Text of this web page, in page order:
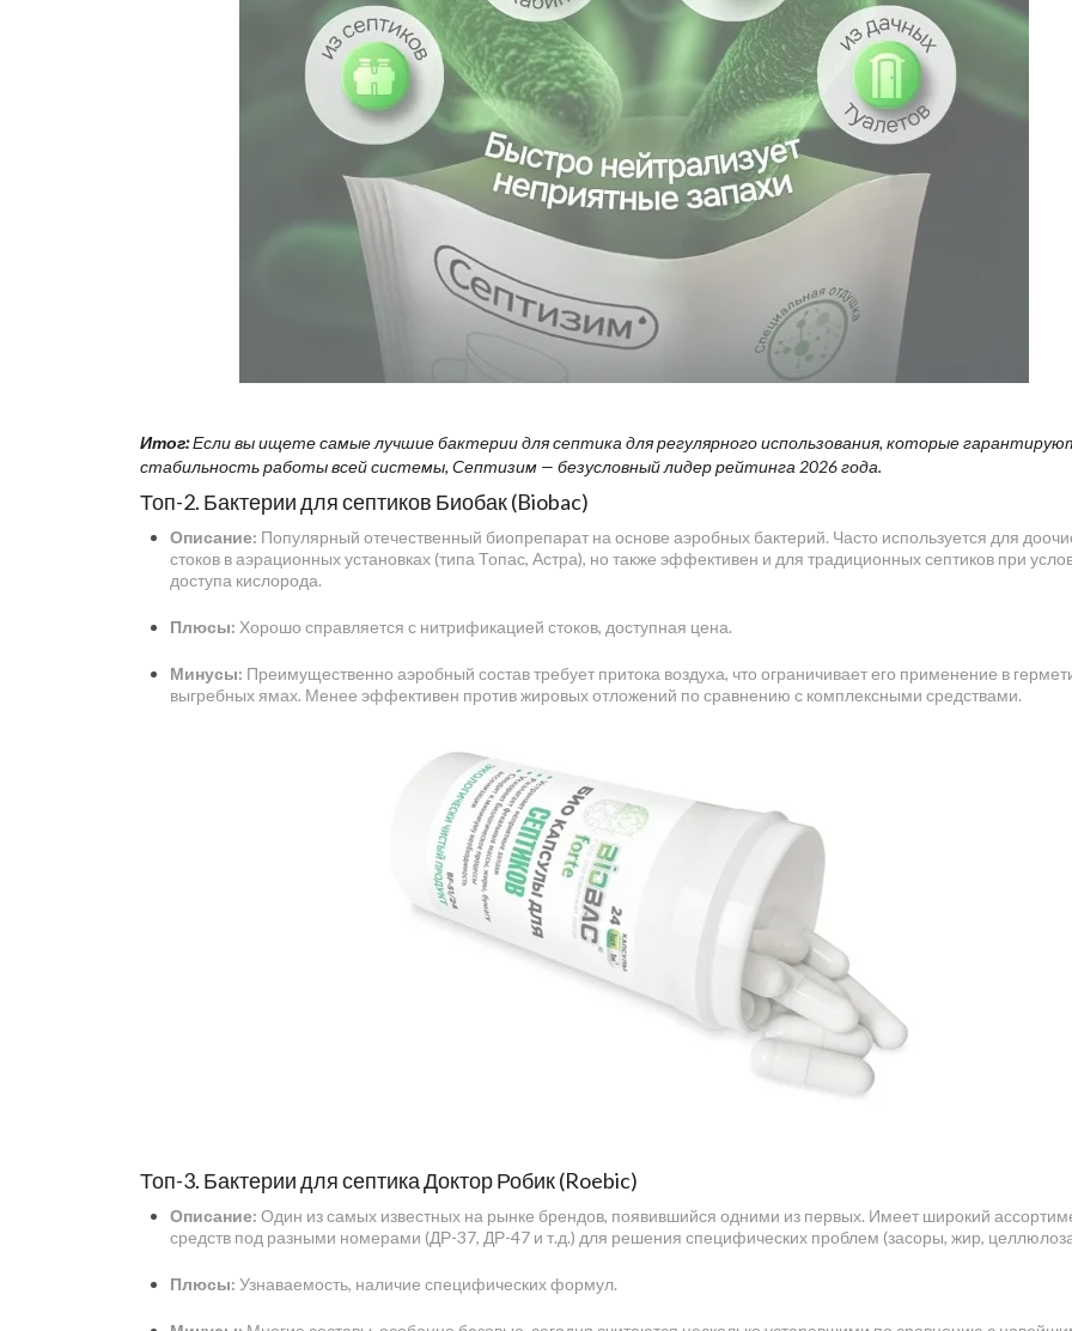
Итог:Если вы ищете самые лучшие бактерии для септика для регулярного использования, которые
стабильность работы всей системы, Септизим — безусловный лидер рейтинга 2026 года.
Топ-2. Бактерии для септиков Биобак (Biobac)
Описание: Популярный отечественный биопрепарат на основе аэробных бактерий. Часто используется для
стоков в аэрационных установках (типа Топас, Астра), но также эффективен и для традиционных септиков при
доступа кислорода.
Плюсы: Хорошо справляется с нитрификацией стоков, доступная цена.
Минусы: Преимущественно аэробный состав требует притока воздуха, что ограничивает его применение в
выгребных ямах. Менее эффективен против жировых отложений по сравнению с комплексными средствами.
Топ-3. Бактерии для септика Доктор Робик (Roebic)
Описание: Один из самых известных на рынке брендов, появившийся одними из первых. Имеет широкий
средств под разными номерами (ДР-37, ДР-47 и т.д.) для решения специфических проблем (засоры, жир,
Плюсы: Узнаваемость, наличие специфических формул.